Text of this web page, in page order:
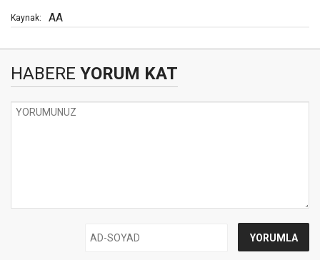
Kaynak: AA
HABERE YORUM KAT